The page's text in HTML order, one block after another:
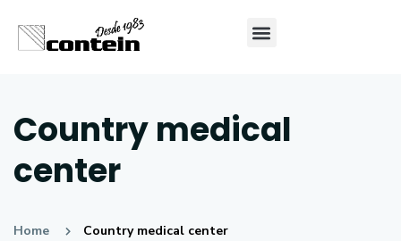
Country medical
center
Home Country medical center